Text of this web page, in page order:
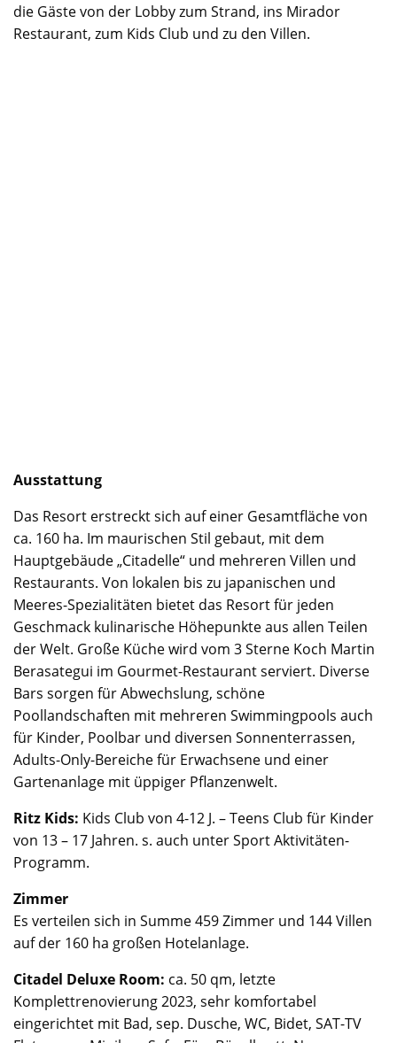
die Gäste von der Lobby zum Strand, ins Mirador
Restaurant, zum Kids Club und zu den Villen.
Ausstattung
Das Resort erstreckt sich auf einer Gesamtfläche von
ca. 160 ha. Im maurischen Stil gebaut, mit dem
Hauptgebäude „Citadelle“ und mehreren Villen und
Restaurants. Von lokalen bis zu japanischen und
Meeres-Spezialitäten bietet das Resort für jeden
Geschmack kulinarische Höhepunkte aus allen Teilen
der Welt. Große Küche wird vom 3 Sterne Koch Martin
Berasategui im Gourmet-Restaurant serviert. Diverse
Bars sorgen für Abwechslung, schöne
Poollandschaften mit mehreren Swimmingpools auch
für Kinder, Poolbar und diversen Sonnenterrassen,
Adults-Only-Bereiche für Erwachsene und einer
Gartenanlage mit üppiger Pflanzenwelt.
Ritz Kids: Kids Club von 4-12 J. – Teens Club für Kinder
von 13 – 17 Jahren. s. auch unter Sport Aktivitäten-
Programm.
Zimmer
Es verteilen sich in Summe 459 Zimmer und 144 Villen
auf der 160 ha großen Hotelanlage.
Citadel Deluxe Room: ca. 50 qm, letzte
Komplettrenovierung 2023, sehr komfortabel
eingerichtet mit Bad, sep. Dusche, WC, Bidet, SAT-TV